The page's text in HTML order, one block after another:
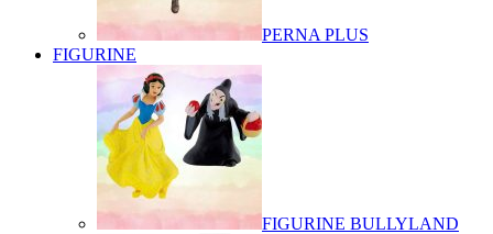
PERNA PLUS
FIGURINE
FIGURINE BULLYLAND